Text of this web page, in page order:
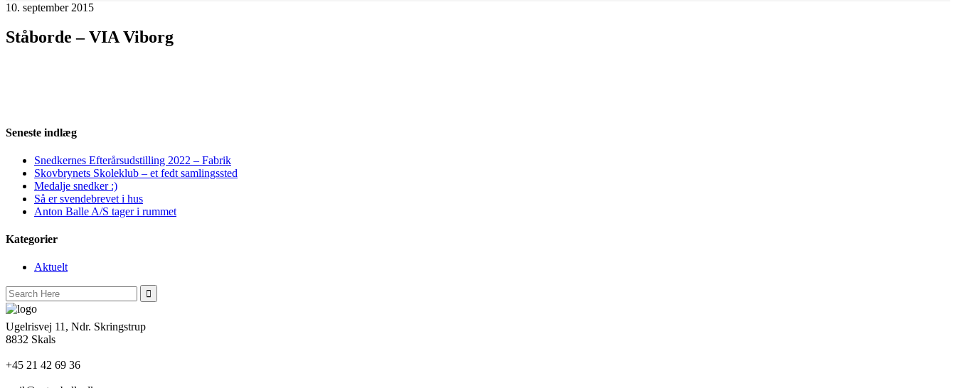
10. september 2015
Ståborde – VIA Viborg
Seneste indlæg
Snedkernes Efterårsudstilling 2022 – Fabrik
Skovbrynets Skoleklub – et fedt samlingssted
Medalje snedker :)
Så er svendebrevet i hus
Anton Balle A/S tager i rummet
Kategorier
Aktuelt
Search
for:
Ugelrisvej 11, Ndr. Skringstrup
8832 Skals
+45 21 42 69 36